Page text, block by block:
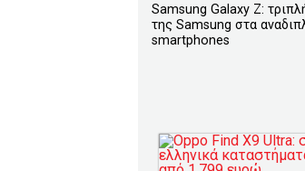
Samsung Galaxy Z:
της Samsung στα
smartphones